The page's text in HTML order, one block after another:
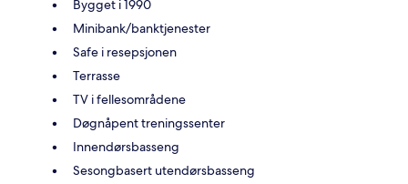
Bygget i 1990
Minibank/banktjenester
Safe i resepsjonen
Terrasse
TV i fellesområdene
Døgnåpent treningssenter
Innendørsbasseng
Sesongbasert utendørsbasseng